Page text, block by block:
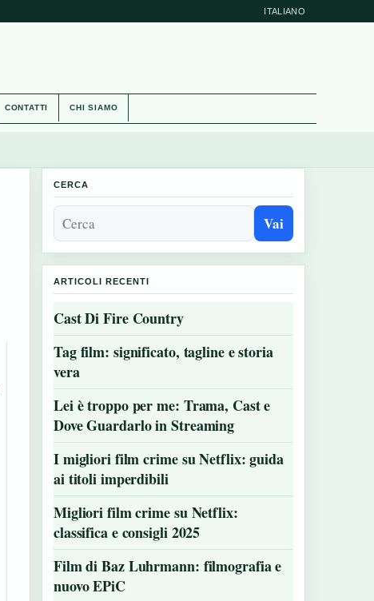
ITALIANO
CONTATTI CHI SIAMO
CERCA
Vai
ARTICOLI RECENTI
Cast Di Fire Country
Tag film: significato, tagline e storia
vera
Lei è troppo per me: Trama, Cast e
Dove Guardarlo in Streaming
I migliori film crime su Netflix: guida
ai titoli imperdibili
Migliori film crime su Netflix:
classifica e consigli 2025
Film di Baz Luhrmann: filmografia e
nuovo EPiC